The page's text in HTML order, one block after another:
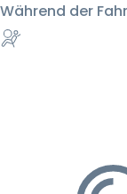
Während der